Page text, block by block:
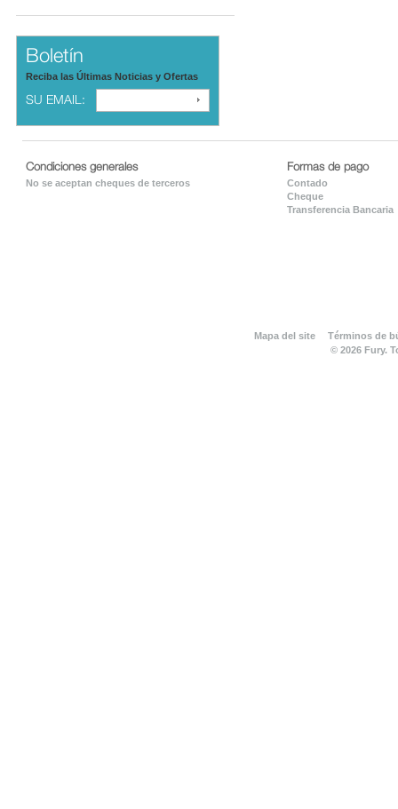
Boletín
Reciba las Últimas Noticias y Ofertas
SU EMAIL:
Condiciones generales
No se aceptan cheques de terceros
Formas de pago
Contado
Cheque
Transferencia Bancaria
Mapa del site
Términos de
© 2026 Fury.